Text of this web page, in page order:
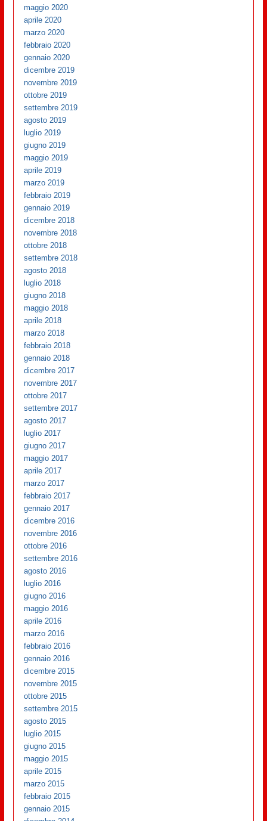
maggio 2020
aprile 2020
marzo 2020
febbraio 2020
gennaio 2020
dicembre 2019
novembre 2019
ottobre 2019
settembre 2019
agosto 2019
luglio 2019
giugno 2019
maggio 2019
aprile 2019
marzo 2019
febbraio 2019
gennaio 2019
dicembre 2018
novembre 2018
ottobre 2018
settembre 2018
agosto 2018
luglio 2018
giugno 2018
maggio 2018
aprile 2018
marzo 2018
febbraio 2018
gennaio 2018
dicembre 2017
novembre 2017
ottobre 2017
settembre 2017
agosto 2017
luglio 2017
giugno 2017
maggio 2017
aprile 2017
marzo 2017
febbraio 2017
gennaio 2017
dicembre 2016
novembre 2016
ottobre 2016
settembre 2016
agosto 2016
luglio 2016
giugno 2016
maggio 2016
aprile 2016
marzo 2016
febbraio 2016
gennaio 2016
dicembre 2015
novembre 2015
ottobre 2015
settembre 2015
agosto 2015
luglio 2015
giugno 2015
maggio 2015
aprile 2015
marzo 2015
febbraio 2015
gennaio 2015